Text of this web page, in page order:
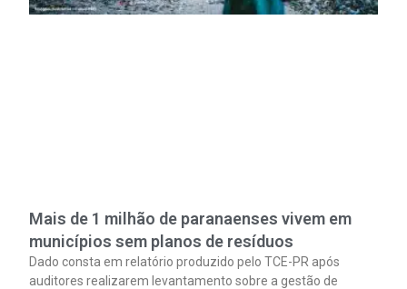
Mais de 1 milhão de paranaenses vivem em
municípios sem planos de resíduos
Dado consta em relatório produzido pelo TCE-PR após
auditores realizarem levantamento sobre a gestão de